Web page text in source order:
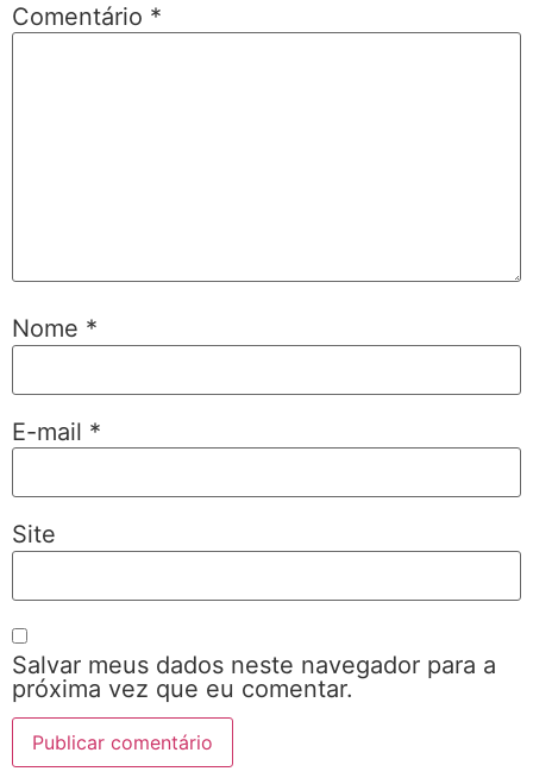
Comentário *
Nome *
E-mail *
Site
Salvar meus dados neste navegador para a
próxima vez que eu comentar.